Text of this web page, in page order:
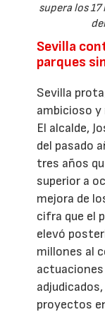
supera los
Sevilla
parques
Sevilla
ambicioso y
El alcalde,
del pasado
tres años
superior a
mejora de
cifra que el
elevó
millones al
proyectos